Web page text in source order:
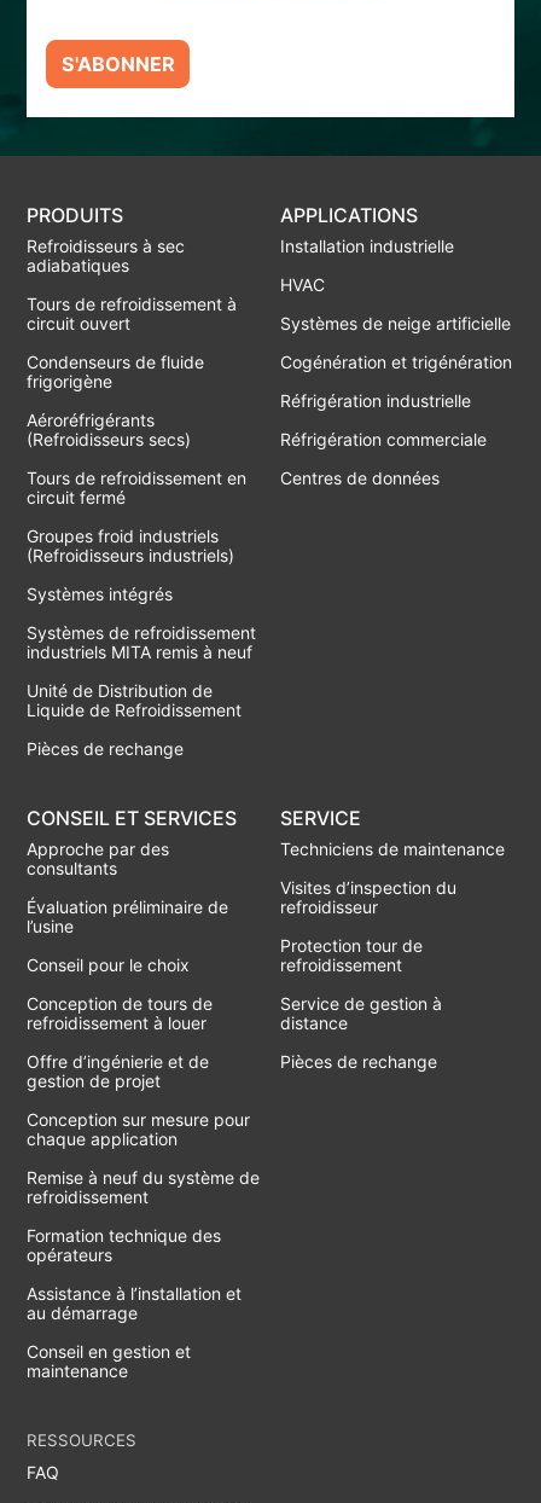
S'ABONNER
PRODUITS
Refroidisseurs à sec
adiabatiques
Tours de refroidissement à
circuit ouvert
Condenseurs de fluide
frigorigène
Aéroréfrigérants
(Refroidisseurs secs)
Tours de refroidissement en
circuit fermé
Groupes froid industriels
(Refroidisseurs industriels)
Systèmes intégrés
Systèmes de refroidissement
industriels MITA remis à neuf
Unité de Distribution de
Liquide de Refroidissement
Pièces de rechange
APPLICATIONS
Installation industrielle
HVAC
Systèmes de neige artificielle
Cogénération et trigénération
Réfrigération industrielle
Réfrigération commerciale
Centres de données
CONSEIL ET SERVICES
Approche par des
consultants
Évaluation préliminaire de
l’usine
Conseil pour le choix
Conception de tours de
refroidissement à louer
Offre d’ingénierie et de
gestion de projet
Conception sur mesure pour
chaque application
Remise à neuf du système de
refroidissement
Formation technique des
opérateurs
Assistance à l’installation et
au démarrage
Conseil en gestion et
maintenance
SERVICE
Techniciens de maintenance
Visites d’inspection du
refroidisseur
Protection tour de
refroidissement
Service de gestion à
distance
Pièces de rechange
RESSOURCES
FAQ